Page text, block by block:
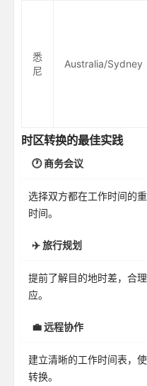
悉
尼
Australia/Sydney
时区转换的最佳实践
🕐 商务会议
选择双方都在工作时间的
时间。
✈️ 旅行规划
提前了解目的地时差，合
应。
💼 远程协作
建立清晰的工作时间表，
转换。